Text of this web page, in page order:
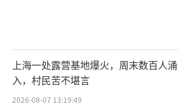
上海一处露营基地爆火，周末数百人涌
入，村民苦不堪言
2026-08-07 13:19:49